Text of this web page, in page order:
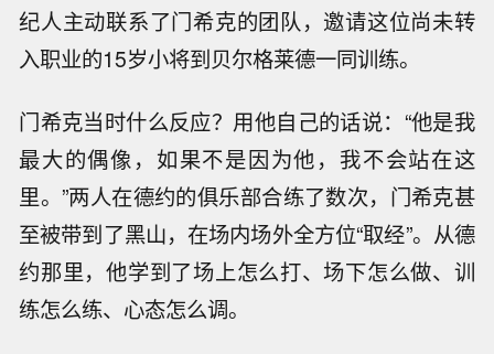
纪人主动联系了门希克的团队，邀请这位尚未转
入职业的15岁小将到贝尔格莱德一同训练。
门希克当时什么反应？用他自己的话说：“他是我
最大的偶像，如果不是因为他，我不会站在这
里。”两人在德约的俱乐部合练了数次，门希克甚
至被带到了黑山，在场内场外全方位“取经”。从德
约那里，他学到了场上怎么打、场下怎么做、训
练怎么练、心态怎么调。